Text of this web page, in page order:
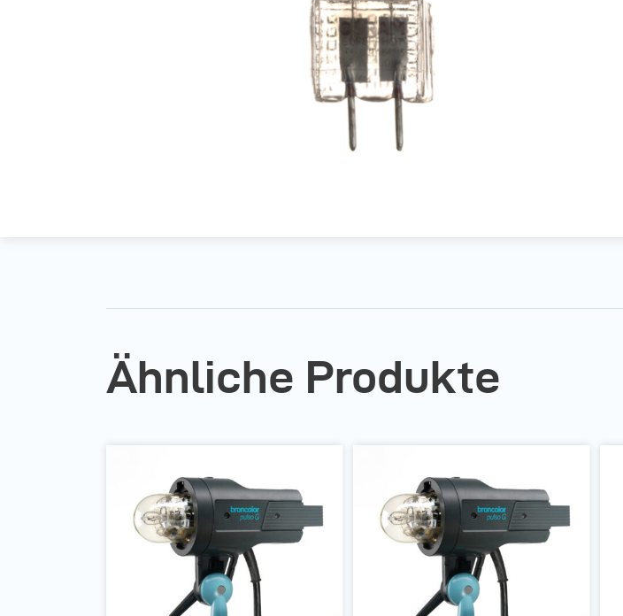
Ähnliche Produkte